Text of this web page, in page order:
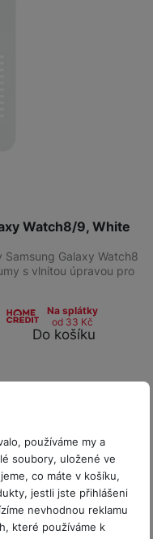
používáme my a
soubory, uložené ve
co máte v košíku,
jestli jste přihlášeni
nevhodnou reklamu
které používáme k
Watch8/9, White
Galaxy Watch8
s vlnitou úpravou pro
Na splátky
od 33 Kč
Do košíku